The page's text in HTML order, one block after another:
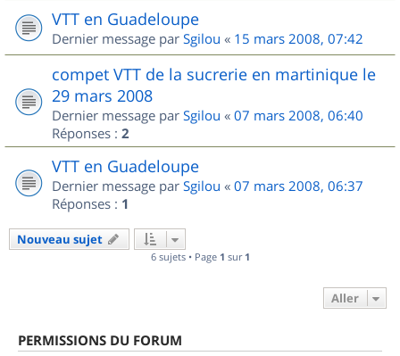
VTT en Guadeloupe
Dernier message par Sgilou « 15 mars 2008, 07:42
compet VTT de la sucrerie en martinique le
29 mars 2008
Dernier message par Sgilou « 07 mars 2008, 06:40
Réponses : 2
VTT en Guadeloupe
Dernier message par Sgilou « 07 mars 2008, 06:37
Réponses : 1
Nouveau sujet
6 sujets • Page 1 sur 1
Aller
PERMISSIONS DU FORUM